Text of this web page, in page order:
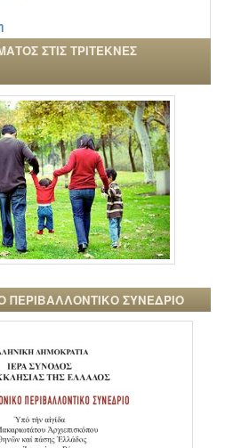
ΣΤΙΣ ΤΡΙΤΕΚΝΕΣ
ΠΕΡΙΒΑΛΛΟΝΤΙΚΟ ΣΥΝΕΔΡΙΟ